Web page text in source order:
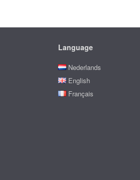
Language
Nederlands
English
Français